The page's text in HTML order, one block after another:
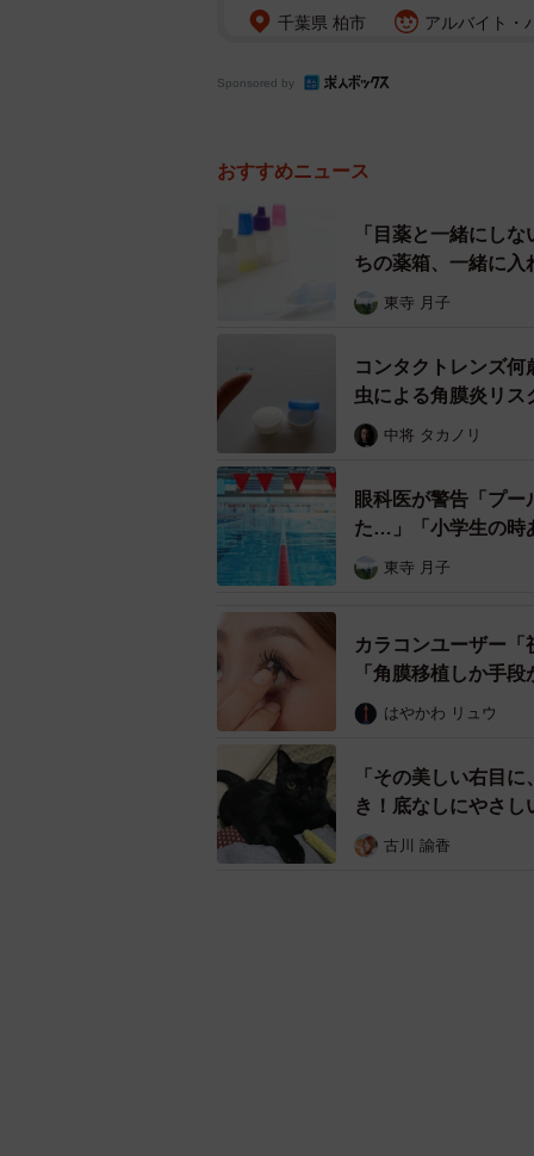
千葉県 柏市 アルバイト・
Sponsored by
おすすめニュース
「目薬と一緒にし
ちの薬箱、一緒に入
東寺 月子
コンタクトレンズ
虫による角膜炎リス
中将 タカノリ
眼科医が警告「プ
た…」「小学生の時
東寺 月子
カラコンユーザー
「角膜移植しか手
はやかわ リュウ
「その美しい右目
き！底なしにやさ
古川 諭香